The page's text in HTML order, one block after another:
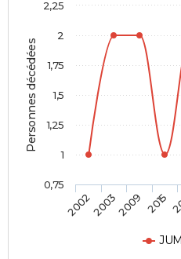
Personnes décédées
200220032009 2015
0,75
1
1,25
1,5
1,75
2
2,25